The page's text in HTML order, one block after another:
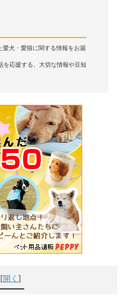
犬・愛猫に関する情報をお届
を応援する、大切な情報や豆知
[開く ]